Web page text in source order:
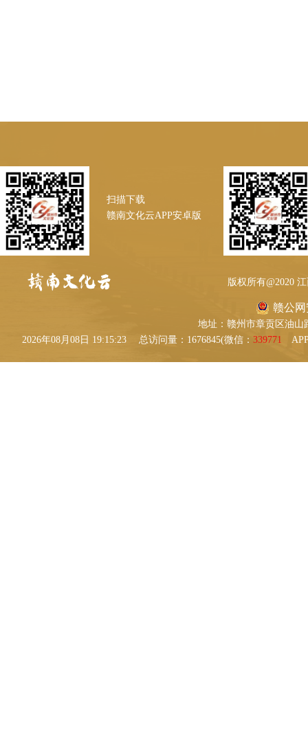
扫描下载
赣南文化云APP安卓版
版权所有@2020
赣公网
地址：赣州市章贡区油山
2026年08月08日 19:15:24
总访问量：1676845(微信： 339771